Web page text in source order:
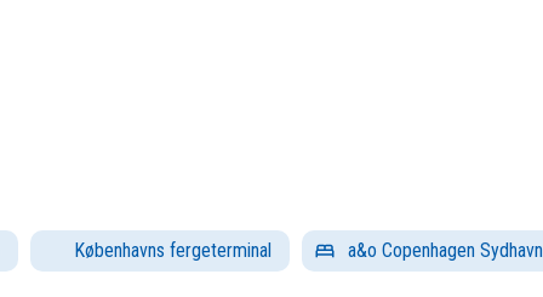
Københavns fergeterminal a&o Copenhagen Sydhavn